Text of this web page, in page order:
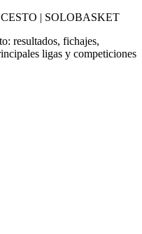
| SOLOBASKET
resultados, fichajes,
ligas y competiciones